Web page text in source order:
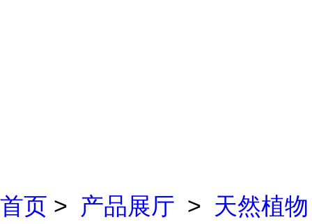
首页 > 产品展厅 > 天然植物